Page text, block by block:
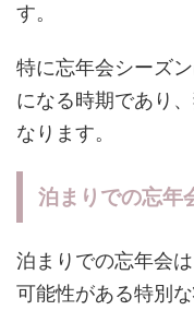
す。
特に忘年会シーズ
になる時期であり
なります。
泊まりでの忘年
泊まりでの忘年会
可能性がある特別な